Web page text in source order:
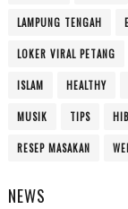
LAMPUNG TENGAH
LOKER VIRAL PETANG
ISLAM HEALTHY
MUSIK TIPS
RESEP MASAKAN
NEWS